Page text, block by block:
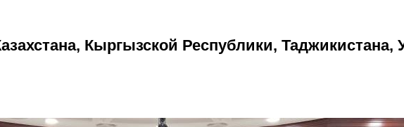
Кыргызской Республики, Таджикистана,